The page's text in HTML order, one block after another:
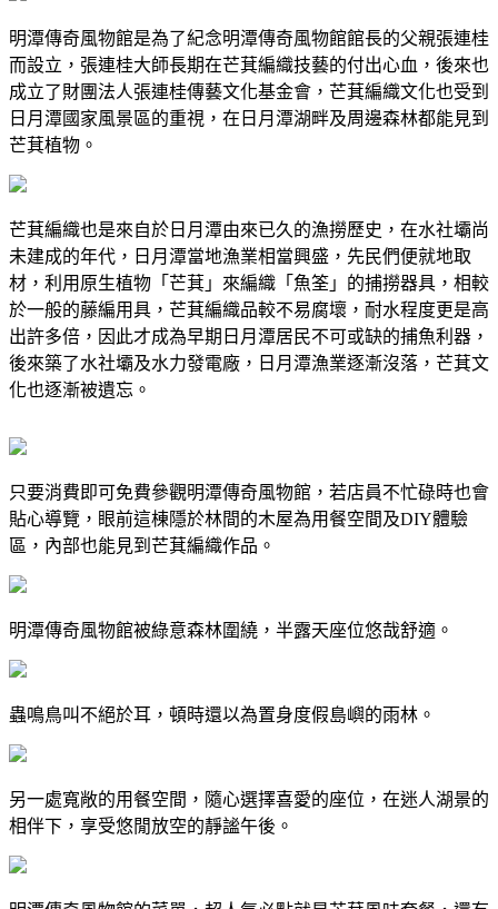
明潭傳奇風物館是為了紀念明潭傳奇風物館館長的父親張連桂
而設立，張連桂大師長期在芒萁編織技藝的付出心血，後來也
成立了財團法人張連桂傳藝文化基金會，芒萁編織文化也受到
日月潭國家風景區的重視，在日月潭湖畔及周邊森林都能見到
芒萁植物。
芒萁編織也是來自於日月潭由來已久的漁撈歷史，在水社壩尚
未建成的年代，日月潭當地漁業相當興盛，先民們便就地取
材，利用原生植物「芒萁」來編織「魚筌」的捕撈器具，相較
於一般的藤編用具，芒萁編織品較不易腐壞，耐水程度更是高
出許多倍，因此才成為早期日月潭居民不可或缺的捕魚利器，
後來築了水社壩及水力發電廠，日月潭漁業逐漸沒落，芒萁文
化也逐漸被遺忘。
只要消費即可免費參觀明潭傳奇風物館，若店員不忙碌時也會
貼心導覽，眼前這棟隱於林間的木屋為用餐空間及DIY體驗
區，內部也能見到芒萁編織作品。
明潭傳奇風物館被綠意森林圍繞，半露天座位悠哉舒適。
蟲鳴鳥叫不絕於耳，頓時還以為置身度假島嶼的雨林。
另一處寬敞的用餐空間，隨心選擇喜愛的座位，在迷人湖景的
相伴下，享受悠閒放空的靜謐午後。